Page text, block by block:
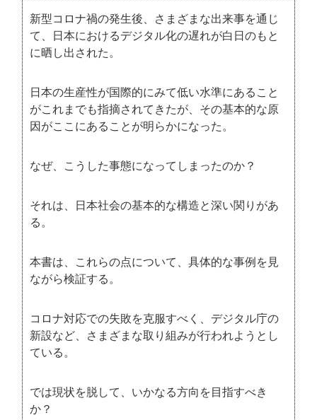
新型コロナ禍の発生後、さまざまな出来事を通じ
て、日本におけるデジタル化の遅れが白日のもと
に晒し出された。
日本の生産性が国際的にみて低い水準にあること
がこれまでも指摘されてきたが、その基本的な原
因がここにあることが明らかになった。
なぜ、こうした事態になってしまったのか？
それは、日本社会の基本的な構造と深い関りがあ
る。
本書は、これらの点について、具体的な事例を見
ながら検証する。
コロナ対応での失敗を克服すべく、デジタル庁の
新設など、さまざまな取り組みが行われようとし
ている。
では現状を脱して、いかなる方向を目指すべき
か？